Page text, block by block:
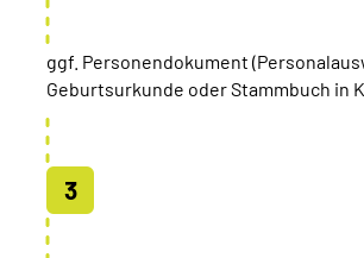
ggf. Personendokument
Geburtsurkunde oder Stammbuch in